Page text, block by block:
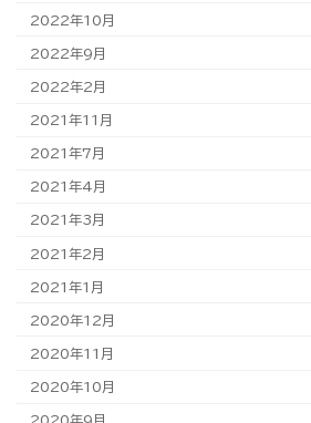
2022年10月
2022年9月
2022年2月
2021年11月
2021年7月
2021年4月
2021年3月
2021年2月
2021年1月
2020年12月
2020年11月
2020年10月
2020年9月